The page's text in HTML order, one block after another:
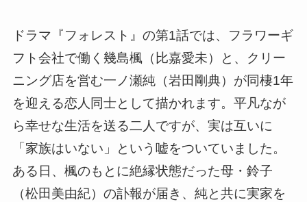
ドラマ『フォレスト』の第1話では、フラワーギ
フト会社で働く幾島楓（比嘉愛未）と、クリー
ニング店を営む一ノ瀬純（岩田剛典）が同棲1年
を迎える恋人同士として描かれます。平凡なが
ら幸せな生活を送る二人ですが、実は互いに
「家族はいない」という嘘をついていました。
ある日、楓のもとに絶縁状態だった母・鈴子
（松田美由紀）の訃報が届き、純と共に実家を